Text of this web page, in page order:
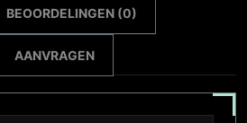
BEOORDELINGEN (0)
AANVRAGEN